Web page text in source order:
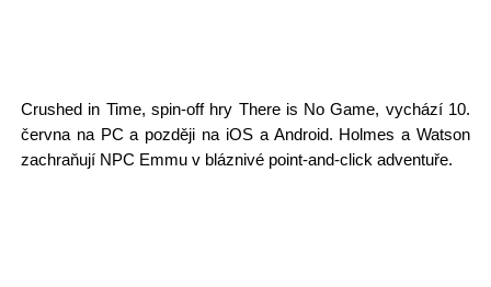
Crushed in Time, spin-off hry There is No Game, vychází 10.
června na PC a později na iOS a Android. Holmes a Watson
zachraňují NPC Emmu v bláznivé point-and-click adventuře.